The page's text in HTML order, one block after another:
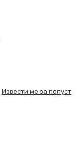
Извести ме за попуст